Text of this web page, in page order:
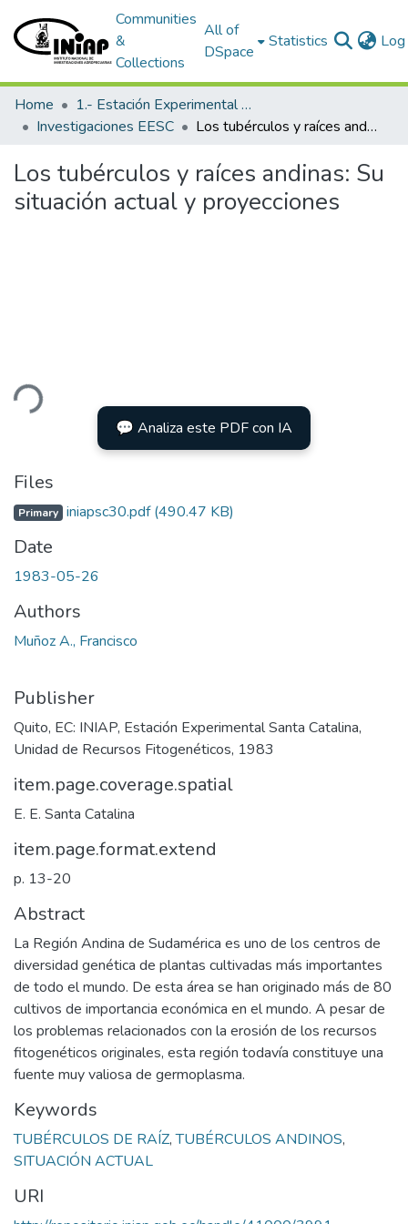
Communities
&
Collections
All of
DSpace
Statistics
Home
1.- Estación Experimental Santa Catalina
Investigaciones EESC
Los tubérculos y raíces andinas: Su situación actual y proyecciones
Los tubérculos y raíces andinas: Su
situación actual y proyecciones
💬 Analiza este PDF con IA
Files
Primary iniapsc30.pdf(490.47 KB)
Date
1983-05-26
Authors
Muñoz A., Francisco
Publisher
Quito, EC: INIAP, Estación Experimental Santa Catalina,
Unidad de Recursos Fitogenéticos, 1983
item.page.coverage.spatial
E. E. Santa Catalina
item.page.format.extend
p. 13-20
Abstract
La Región Andina de Sudamérica es uno de los centros de
diversidad genética de plantas cultivadas más importantes
de todo el mundo. De esta área se han originado más de 80
cultivos de importancia económica en el mundo. A pesar de
los problemas relacionados con la erosión de los recursos
fitogenéticos originales, esta región todavía constituye una
fuente muy valiosa de germoplasma.
Keywords
TUBÉRCULOS DE RAÍZ,TUBÉRCULOS ANDINOS,
SITUACIÓN ACTUAL
URI